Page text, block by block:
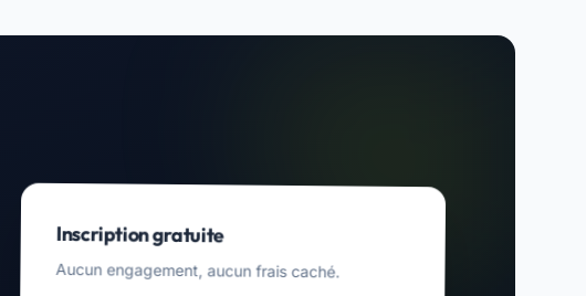
Inscription gratuite
Aucun engagement, aucun frais caché.